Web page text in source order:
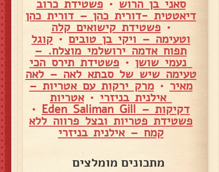
סאני בן הרוש • פשטידת כרוב
דיאטטית -דורית כהן – דורית כהן
• פשטידת קישואים קלה
וטעימה – ויקי בן טובים • קוגל
תפוח אדמה ירושלמי מוצלח. –
נעמי שושן • פשטידת תירס הכי
טעימה שיש של סבתא לאה – לאה
מאיר •מרק ירקות עם אטריות –
אילנית בניזרי •אטריות
דקיקות – Eden Saliman Gill •
פשטידת פטריות ובצל פרווה ללא
קמח – אילנית בניזרי
מתכונים מומלצים